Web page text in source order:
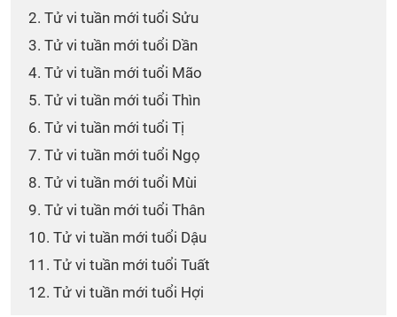
2. Tử vi tuần mới tuổi Sửu
3. Tử vi tuần mới tuổi Dần
4. Tử vi tuần mới tuổi Mão
5. Tử vi tuần mới tuổi Thìn
6. Tử vi tuần mới tuổi Tị
7. Tử vi tuần mới tuổi Ngọ
8. Tử vi tuần mới tuổi Mùi
9. Tử vi tuần mới tuổi Thân
10. Tử vi tuần mới tuổi Dậu
11. Tử vi tuần mới tuổi Tuất
12. Tử vi tuần mới tuổi Hợi